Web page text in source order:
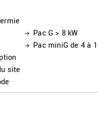
Pac G > 8 kW
Pac miniG de 4 à
site